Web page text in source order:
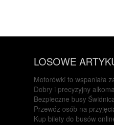
LOSOWE
Motorówki to wspaniała
Dobry i precyzyjny
Bezpieczne busy
Przewóz osób na
Kup bilety do busów